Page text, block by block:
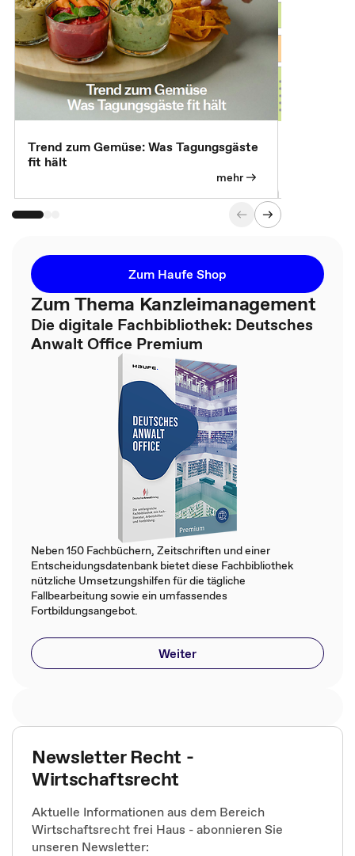
Trend zum Gemüse: Was Tagungsgäste
fit hält
mehr
Zum Haufe Shop
Zum Thema Kanzleimanagement
Die digitale Fachbibliothek: Deutsches
Anwalt Office Premium
Neben 150 Fachbüchern, Zeitschriften und einer
Entscheidungsdatenbank bietet diese Fachbibliothek
nützliche Umsetzungshilfen für die tägliche
Fallbearbeitung sowie ein umfassendes
Fortbildungsangebot.
Weiter
Newsletter Recht -
Wirtschaftsrecht
Aktuelle Informationen aus dem Bereich
Wirtschaftsrecht frei Haus - abonnieren Sie
unseren Newsletter: